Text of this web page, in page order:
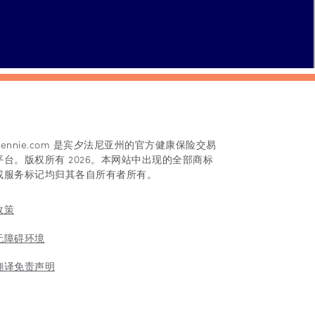
是宾夕法尼亚州的官方健康保险交易
台。版权所有 2026。本网站中出现的全部商标
服务标记均归其各自所有者所有。
策
障碍环境
译免责声明